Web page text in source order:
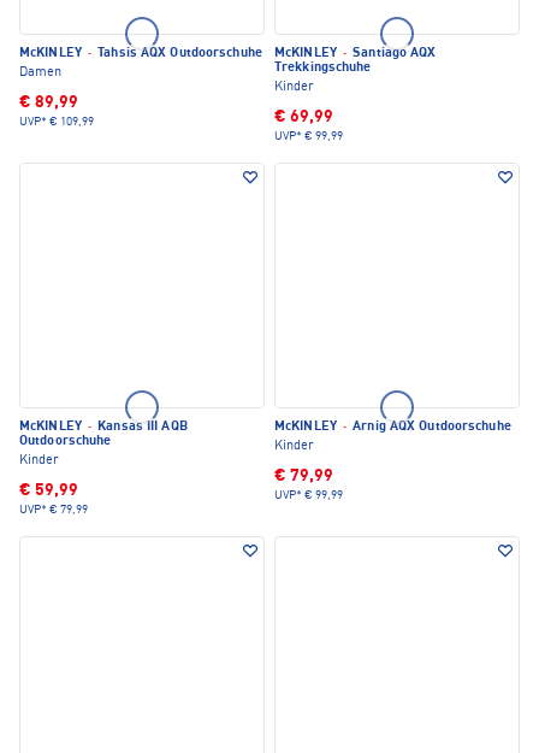
McKINLEY ·
Tahsis AQX Outdoorschuhe
Damen
€ 89,99
UVP* € 109,99
McKINLEY · Santiago AQX
Trekkingschuhe
Kinder
€ 69,99
UVP* € 99,99
McKINLEY · Kansas III AQB
Outdoorschuhe
Kinder
€ 59,99
UVP* € 79,99
McKINLEY · Arnig AQX Outdoorschuhe
Kinder
€ 79,99
UVP* € 99,99